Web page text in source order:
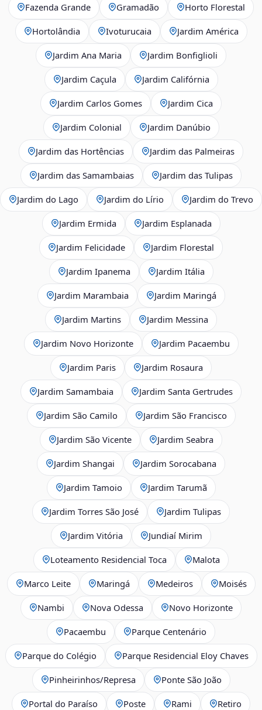
Fazenda Grande Gramadão Horto Florestal
Hortolândia Ivoturucaia Jardim América
Jardim Ana Maria Jardim Bonfiglioli
Jardim Caçula Jardim Califórnia
Jardim Carlos Gomes Jardim Cica
Jardim Colonial Jardim Danúbio
Jardim das Hortências Jardim das Palmeiras
Jardim das Samambaias Jardim das Tulipas
Jardim do Lago Jardim do Lírio Jardim do Trevo
Jardim Ermida Jardim Esplanada
Jardim Felicidade Jardim Florestal
Jardim Ipanema Jardim Itália
Jardim Marambaia Jardim Maringá
Jardim Martins Jardim Messina
Jardim Novo Horizonte Jardim Pacaembu
Jardim Paris Jardim Rosaura
Jardim Samambaia Jardim Santa Gertrudes
Jardim São Camilo Jardim São Francisco
Jardim São Vicente Jardim Seabra
Jardim Shangai Jardim Sorocabana
Jardim Tamoio Jardim Tarumã
Jardim Torres São José Jardim Tulipas
Jardim Vitória Jundiaí Mirim
Loteamento Residencial Toca Malota
Marco Leite Maringá Medeiros Moisés
Nambi Nova Odessa Novo Horizonte
Pacaembu Parque Centenário
Parque do Colégio Parque Residencial Eloy Chaves
Pinheirinhos/Represa Ponte São João
Portal do Paraíso Poste Rami Retiro